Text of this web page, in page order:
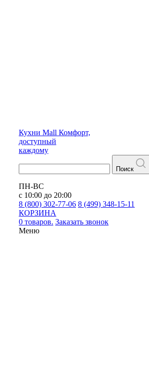
Кухни Mall Комфорт,
доступный
каждому
Поиск
ПН-ВС
с 10:00 до 20:00
8 (800) 302-77-06 8 (499) 348-15-11
КОРЗИНА
0 товаров. Заказать звонок
Меню